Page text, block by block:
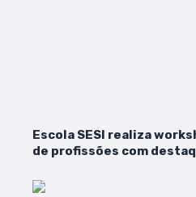
Escola SESI realiza
de profissões com